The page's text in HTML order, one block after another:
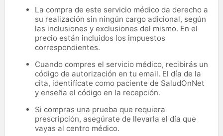
La compra de este servicio médico da derecho a
su realización sin ningún cargo adicional, según
las inclusiones y exclusiones del mismo. En el
precio están incluidos los impuestos
correspondientes.
Cuando compres el servicio médico, recibirás un
código de autorización en tu email. El día de la
cita, identifícate como paciente de SaludOnNet
y enseña el código en la recepción.
Si compras una prueba que requiera
prescripción, asegúrate de llevarla el día que
vayas al centro médico.